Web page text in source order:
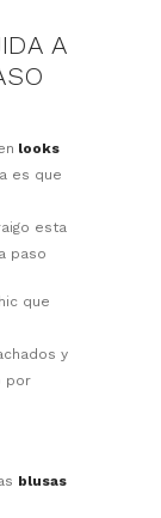
A
looks
es que
esta
paso
que
y
por
blusas